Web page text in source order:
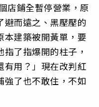
店鋪全暫停營業，原
避而遠之、黑壓壓的
本建築被開黃單，要
了指爆開的柱子，
有用？」現在改判紅
強了也不敢住，不如